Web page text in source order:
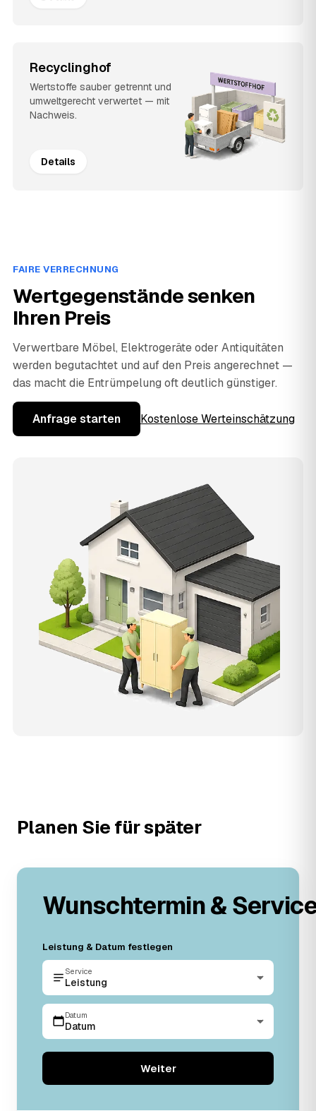
Recyclinghof
Wertstoffe sauber getrennt und
umweltgerecht verwertet — mit
Nachweis.
Details
FAIRE VERRECHNUNG
Wertgegenstände senken
Ihren Preis
Verwertbare Möbel, Elektrogeräte oder Antiquitäten
werden begutachtet und auf den Preis angerechnet —
das macht die Entrümpelung oft deutlich günstiger.
Anfrage starten Kostenlose Werteinschätzung
Planen Sie für später
Wunschtermin &
Leistung & Datum festlegen
Service
Leistung
Datum
Datum
Weiter